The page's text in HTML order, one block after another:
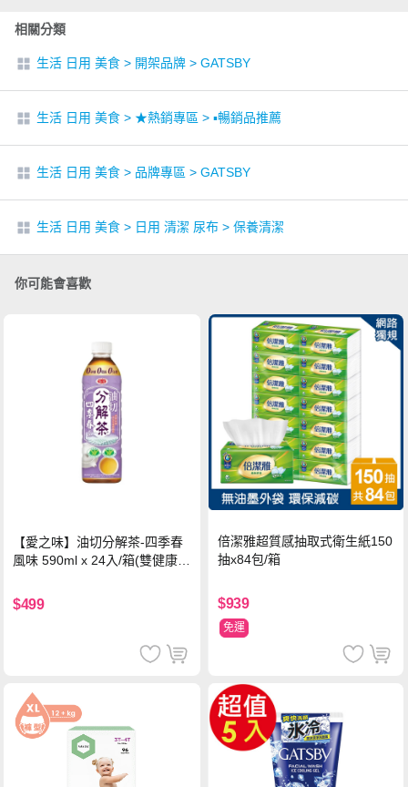
相關分類
生活 日用 美食 > 開架品牌 > GATSBY
生活 日用 美食 > ★熱銷專區 > ▪︎暢銷品推薦
生活 日用 美食 > 品牌專區 > GATSBY
生活 日用 美食 > 日用 清潔 尿布 > 保養清潔
你可能會喜歡
【愛之味】油切分解茶-四季春
風味 590ml x 24入/箱(雙健康認
$499
倍潔雅超質感抽取式衛生紙150
抽x84包/箱
$939
免運